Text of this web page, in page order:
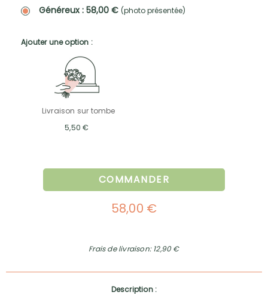
Généreux : 58,00 € (photo présentée)
Ajouter une option :
Livraison sur tombe
5,50 €
COMMANDER
58,00 €
Frais de livraison: 12,90 €
Description :